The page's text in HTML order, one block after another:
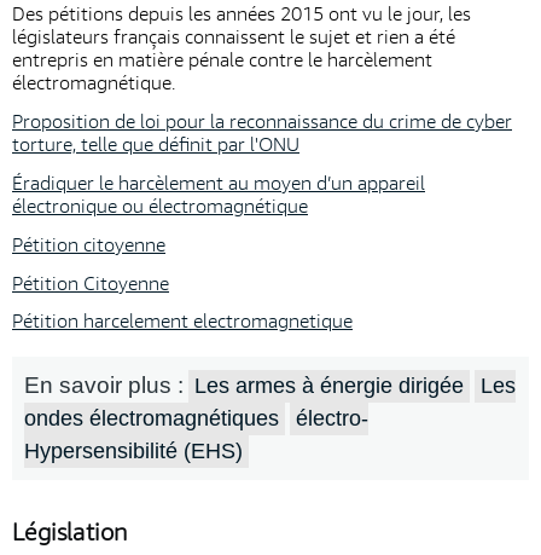
Des pétitions depuis les années 2015 ont vu le jour, les
législateurs français connaissent le sujet et rien a été
entrepris en matière pénale contre le harcèlement
électromagnétique.
Proposition de loi pour la reconnaissance du crime de cyber
torture, telle que définit par l'ONU
Éradiquer le harcèlement au moyen d’un appareil
électronique ou électromagnétique
Pétition citoyenne
Pétition Citoyenne
Pétition harcelement electromagnetique
En savoir plus : Les armes à énergie dirigée
Les
ondes électromagnétiques
électro-
Hypersensibilité (EHS)
Législation